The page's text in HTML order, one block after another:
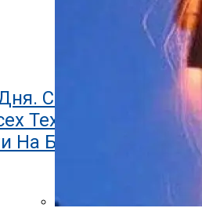
Сбербанк
Тех, У Кого
На Банковской